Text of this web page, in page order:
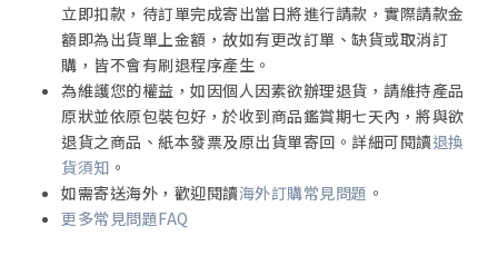
立即扣款，待訂單完成寄出當日將進行請款，實際請款金
額即為出貨單上金額，故如有更改訂單、缺貨或取消訂
購，皆不會有刷退程序產生。
為維護您的權益，如因個人因素欲辦理退貨，請維持產品
原狀並依原包裝包好，於收到商品鑑賞期七天內，將與欲
退貨之商品、紙本發票及原出貨單寄回。詳細可閱讀退換
貨須知 。
如需寄送海外，歡迎閱讀海外訂購常見問題 。
更多常見問題FAQ